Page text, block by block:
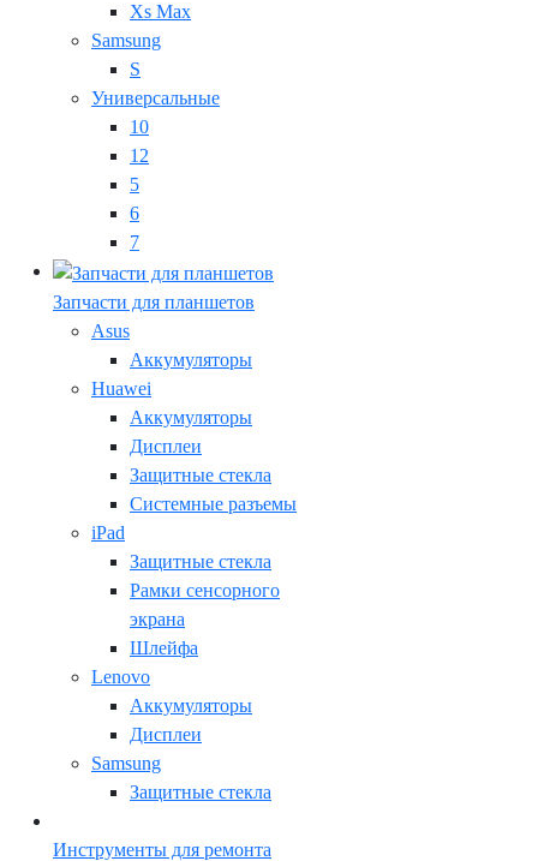
Xs Max
Samsung
S
Универсальные
10
12
5
6
7
Запчасти для планшетов
Asus
Аккумуляторы
Huawei
Аккумуляторы
Дисплеи
Защитные стекла
Системные разъемы
iPad
Защитные стекла
Рамки сенсорного
экрана
Шлейфа
Lenovo
Аккумуляторы
Дисплеи
Samsung
Защитные стекла
Инструменты для ремонта